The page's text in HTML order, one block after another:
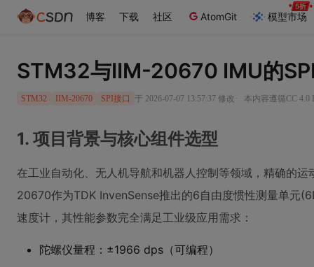
博客 下载 社区 AtomGit 模型市场
STM32与IIM-20670 IMU的
STM32 IIM-20670 SPI接口 于 2026-07-07 13:57:37 修改 · 本内容遵循CC 4.0
1. 项目背景与核心组件选型
在工业自动化、无人机导航和机器人控制等领域，精确的
20670作为TDK InvenSense推出的6自由度惯性测量单元
速度计，其性能参数完全满足工业级应用需求：
陀螺仪量程：±1966 dps（可编程）